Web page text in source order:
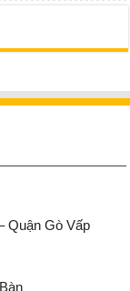
Quận Gò Vấp